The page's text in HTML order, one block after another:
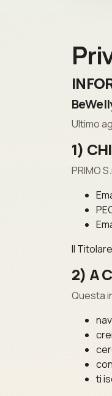
Ultimo
1)
PRIMO
Il
2) A
Questa
ti